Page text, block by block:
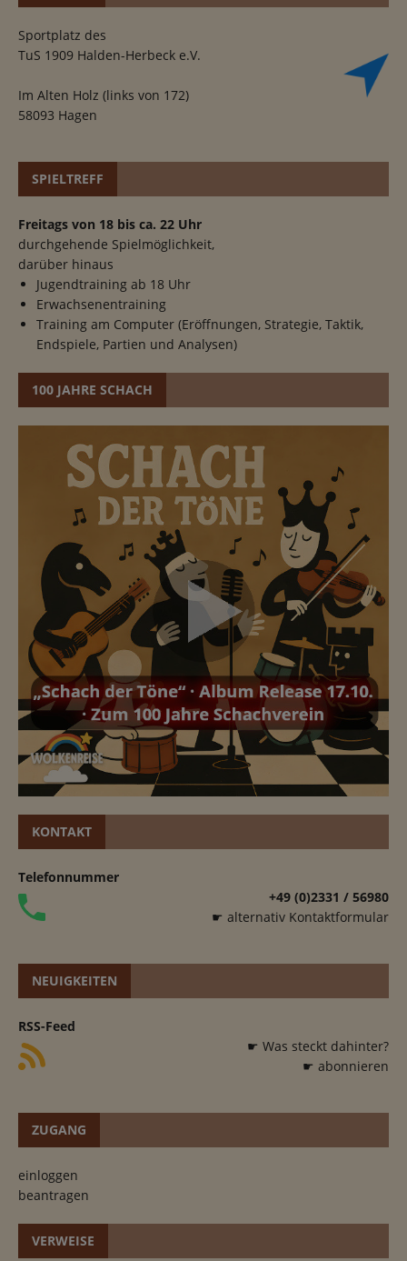
Sportplatz des
TuS 1909 Halden-Herbeck e.V.
Im Alten Holz (links von 172)
58093 Hagen
SPIELTREFF
Freitags von 18 bis ca. 22 Uhr
durchgehende Spielmöglichkeit,
darüber hinaus
Jugendtraining ab 18 Uhr
Erwachsenentraining
Training am Computer (Eröffnungen, Strategie, Taktik,
Endspiele, Partien und Analysen)
100 JAHRE SCHACH
KONTAKT
Telefonnummer
+49 (0)2331 / 56980
☛ alternativ Kontaktformular
NEUIGKEITEN
RSS-Feed
☛ Was steckt dahinter?
☛ abonnieren
ZUGANG
einloggen
beantragen
VERWEISE